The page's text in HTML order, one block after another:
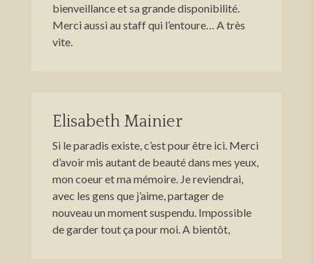
bienveillance et sa grande disponibilité.
Merci aussi au staff qui l’entoure… A très
vite.
Elisabeth Mainier
Si le paradis existe, c’est pour être ici. Merci
d’avoir mis autant de beauté dans mes yeux,
mon coeur et ma mémoire. Je reviendrai,
avec les gens que j’aime, partager de
nouveau un moment suspendu. Impossible
de garder tout ça pour moi. A bientôt,